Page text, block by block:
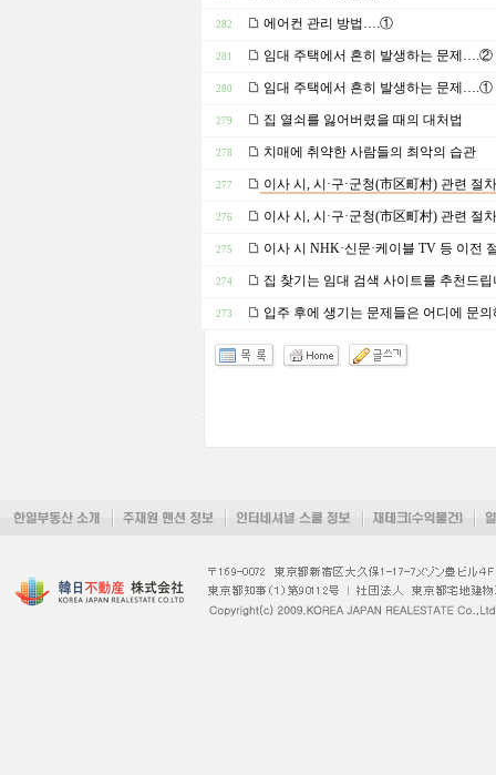
282 에어컨 관리 방법….①
281 임대 주택에서 흔히 발생하는 문제….②
280 임대 주택에서 흔히 발생하는 문제….①
279 집 열쇠를 잃어버렸을 때의 대처법
278 치매에 취약한 사람들의 최악의 습관
277 이사 시, 시·구·군청(市区町村) 관련
276 이사 시, 시·구·군청(市区町村) 관련
275 이사 시 NHK·신문·케이블 TV 등 이전
274 집 찾기는 임대 검색 사이트를 추천드립
273 입주 후에 생기는 문제들은 어디에 문의